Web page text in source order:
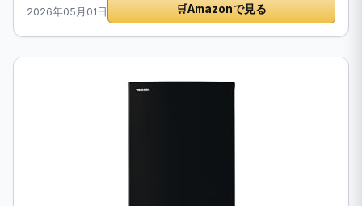
2026年05月01日 🛒Amazonで見る